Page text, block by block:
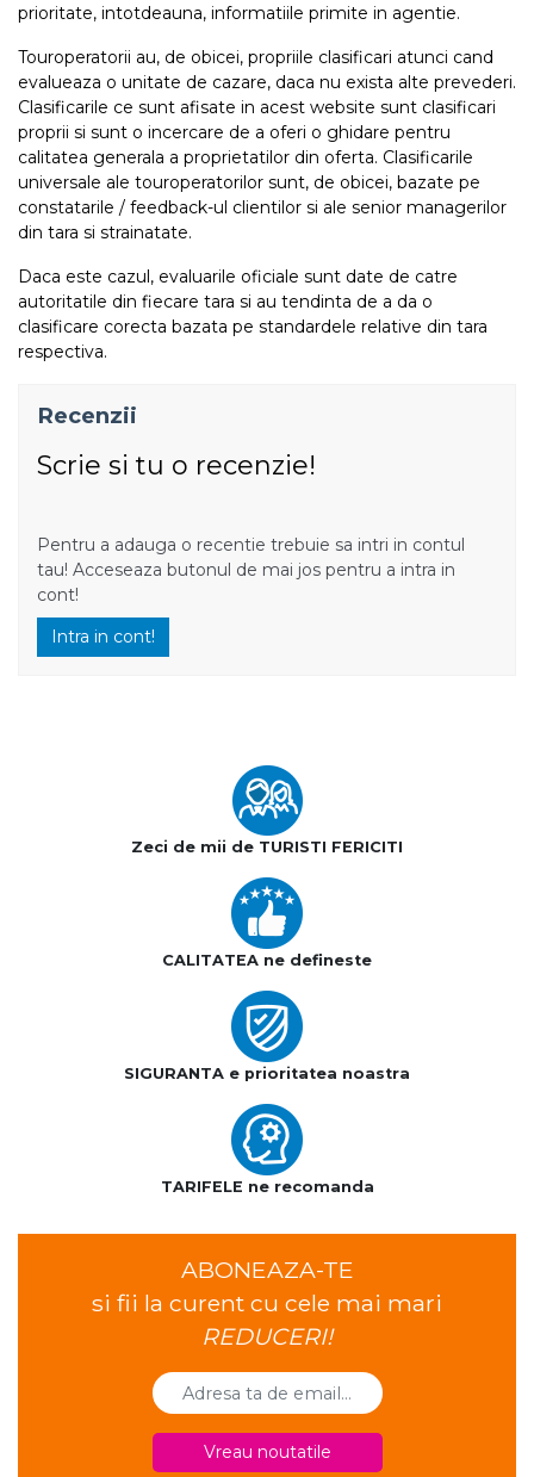
prioritate, intotdeauna, informatiile primite in agentie.
Touroperatorii au, de obicei, propriile clasificari atunci cand
evalueaza o unitate de cazare, daca nu exista alte prevederi.
Clasificarile ce sunt afisate in acest website sunt clasificari
proprii si sunt o incercare de a oferi o ghidare pentru
calitatea generala a proprietatilor din oferta. Clasificarile
universale ale touroperatorilor sunt, de obicei, bazate pe
constatarile / feedback-ul clientilor si ale senior managerilor
din tara si strainatate.
Daca este cazul, evaluarile oficiale sunt date de catre
autoritatile din fiecare tara si au tendinta de a da o
clasificare corecta bazata pe standardele relative din tara
respectiva.
Recenzii
Scrie si tu o recenzie!
Pentru a adauga o recentie trebuie sa intri in contul
tau! Acceseaza butonul de mai jos pentru a intra in
cont!
Intra in cont!
Zeci de mii de TURISTI FERICITI
CALITATEA ne defineste
SIGURANTA e prioritatea noastra
TARIFELE ne recomanda
ABONEAZA-TE
si fii la curent cu cele mai mari
REDUCERI!
Vreau noutatile